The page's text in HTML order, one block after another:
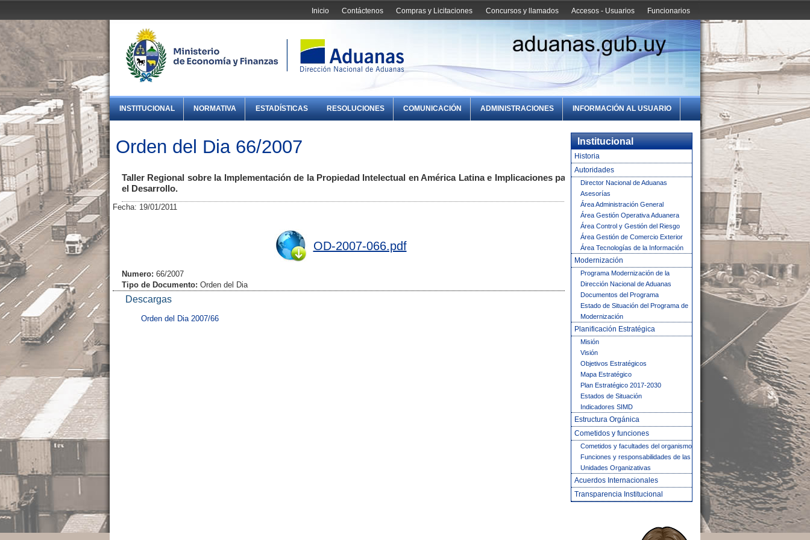
Funcionarios
Accesos - Usuarios
Concursos y llamados
Compras y Licitaciones
Contáctenos
Inicio
INSTITUCIONAL NORMATIVA ESTADÍSTICAS RESOLUCIONES COMUNICACIÓN ADMINISTRACIONES INFORMACIÓN AL USUARIO
Orden del Dia 66/2007
Taller Regional sobre la Implementación de la Propiedad Intelectual en América Latina e Implicaciones para
el Desarrollo.
Fecha: 19/01/2011
OD-2007-066.pdf
Numero: 66/2007
Tipo de Documento: Orden del Dia
Descargas
Orden del Dia 2007/66
Institucional
Historia
Autoridades
Director Nacional de Aduanas
Asesorías
Área Administración General
Área Gestión Operativa Aduanera
Área Control y Gestión del Riesgo
Área Gestión de Comercio Exterior
Área Tecnologías de la Información
Modernización
Programa Modernización de la
Dirección Nacional de Aduanas
Documentos del Programa
Estado de Situación del Programa de
Modernización
Planificación Estratégica
Misión
Visión
Objetivos Estratégicos
Mapa Estratégico
Plan Estratégico 2017-2030
Estados de Situación
Indicadores SIMD
Estructura Orgánica
Cometidos y funciones
Cometidos y facultades del organismo
Funciones y responsabilidades de las
Unidades Organizativas
Acuerdos Internacionales
Transparencia Institucional